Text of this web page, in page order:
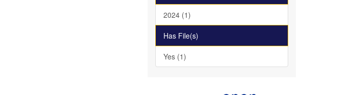
2024 (1)
Has File(s)
Yes (1)